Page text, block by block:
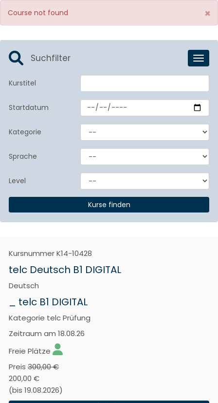
×
Course not found
Suchfilter
Kurstitel
Startdatum
Kategorie
Sprache
Level
KursnummerK14-10428
telc Deutsch B1 DIGITAL
Deutsch
_ telc B1 DIGITAL
Kategorie telc Prüfung
Zeitraum am 18.08.26
Freie Plätze
Preis 300,00 €
200,00 €
(bis 19.08.2026)